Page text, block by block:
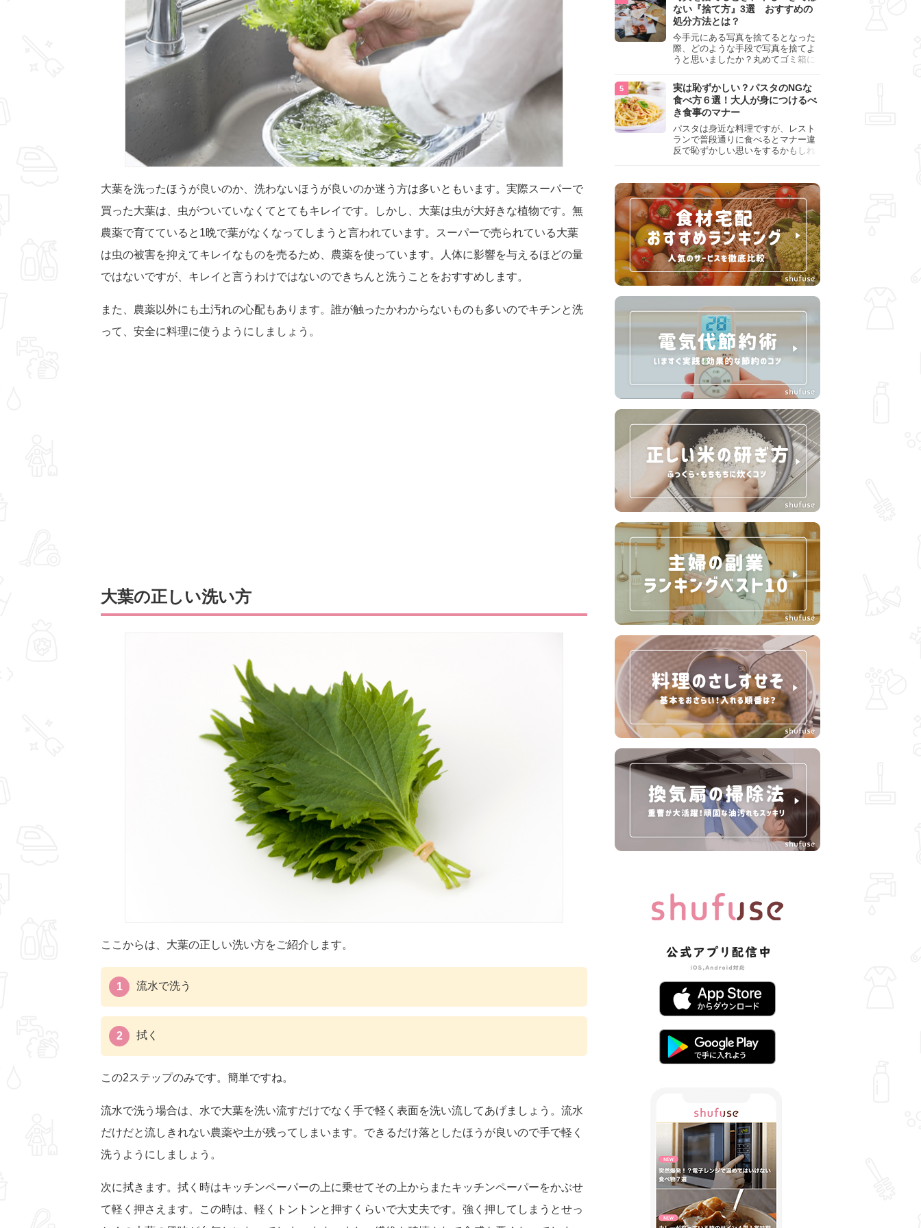
大葉を洗ったほうが良いのか、洗わないほうが良いのか迷う方は多いともいます。実際スーパーで
買った大葉は、虫がついていなくてとてもキレイです。しかし、大葉は虫が大好きな植物です。無
農薬で育てていると1晩で葉がなくなってしまうと言われています。スーパーで売られている大葉
は虫の被害を抑えてキレイなものを売るため、農薬を使っています。人体に影響を与えるほどの量
ではないですが、キレイと言うわけではないのできちんと洗うことをおすすめします。
また、農薬以外にも土汚れの心配もあります。誰が触ったかわからないものも多いのでキチンと洗
って、安全に料理に使うようにしましょう。
大葉の正しい洗い方
ここからは、大葉の正しい洗い方をご紹介します。
流水で洗う
拭く
この2ステップのみです。簡単ですね。
流水で洗う場合は、水で大葉を洗い流すだけでなく手で軽く表面を洗い流してあげましょう。流水
だけだと流しきれない農薬や土が残ってしまいます。できるだけ落としたほうが良いので手で軽く
洗うようにしましょう。
次に拭きます。拭く時はキッチンペーパーの上に乗せてその上からまたキッチンペーパーをかぶせ
て軽く押さえます。この時は、軽くトントンと押すくらいで大丈夫です。強く押してしまうとせっ
ない『捨て方』3選 おすすめの
処分方法とは？
今手元にある写真を捨てるとなった
際、どのような手段で写真を捨てよ
うと思いましたか？丸めてゴミ箱に
真は個人情報が詰まっているので、
ただ丸めただけの状態で捨ててしま
うのは危険です。写真にすべきでは
ない捨て方をまとめているので、ぜ
ひチェックしておきましょう。
実は恥ずかしい？パスタのNGな
食べ方６選！大人が身につけるべ
き食事のマナー
パスタは身近な料理ですが、レスト
ランで普段通りに食べるとマナー違
反で恥ずかしい思いをするかもしれ
して、正しい食べ方を確認しましょ
う。大人の嗜みとして知っておきた
い新常識を解説します。